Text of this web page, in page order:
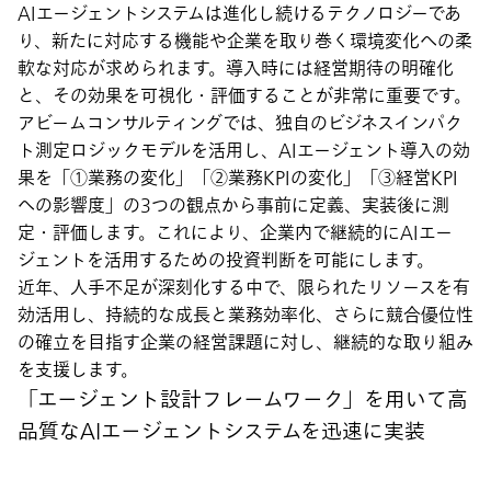
AIエージェントシステムは進化し続けるテクノロジーであ
り、新たに対応する機能や企業を取り巻く環境変化への柔
軟な対応が求められます。導入時には経営期待の明確化
と、その効果を可視化・評価することが非常に重要です。
アビームコンサルティングでは、独自のビジネスインパク
ト測定ロジックモデルを活用し、AIエージェント導入の効
果を「①業務の変化」「②業務KPIの変化」「③経営KPI
への影響度」の3つの観点から事前に定義、実装後に測
定・評価します。これにより、企業内で継続的にAIエー
ジェントを活用するための投資判断を可能にします。
近年、人手不足が深刻化する中で、限られたリソースを有
効活用し、持続的な成長と業務効率化、さらに競合優位性
の確立を目指す企業の経営課題に対し、継続的な取り組み
を支援します。
「エージェント設計フレームワーク」を用いて高
品質なAIエージェントシステムを迅速に実装